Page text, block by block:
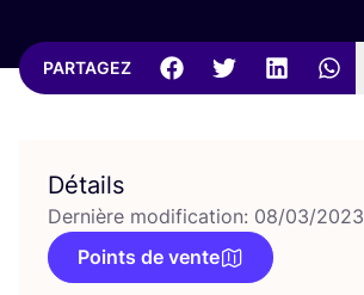
PARTAGEZ
Détails
Dernière modification: 08/03/2023
Points de vente